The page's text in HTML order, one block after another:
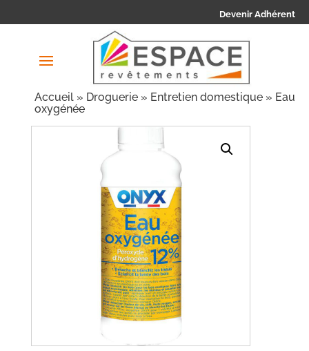
Devenir Adhérent
Accueil » Droguerie » Entretien domestique » Eau
oxygénée